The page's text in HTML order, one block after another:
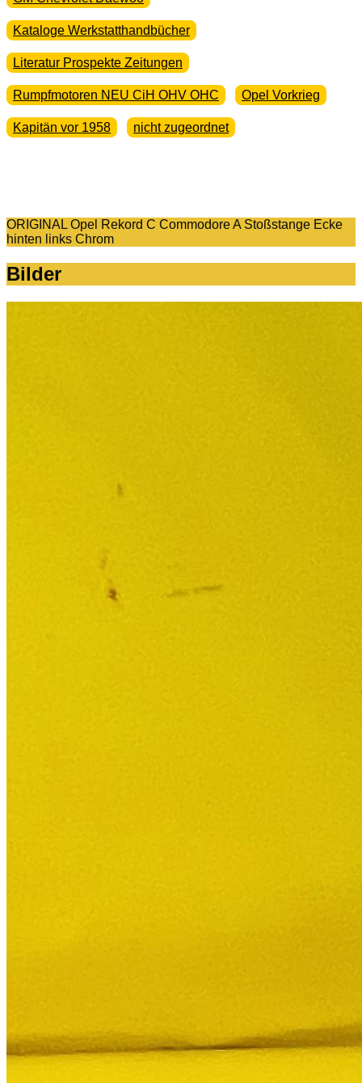
Kataloge Werkstatthandbücher
Literatur Prospekte Zeitungen
Rumpfmotoren NEU CiH OHV OHC Opel Vorkrieg
Kapitän vor 1958 nicht zugeordnet
ORIGINAL Opel Rekord C Commodore A Stoßstange Ecke
hinten links Chrom
Bilder